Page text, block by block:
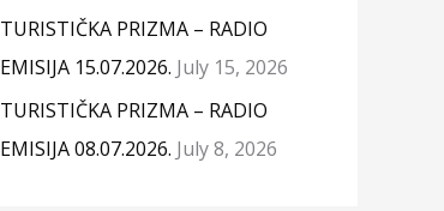
TURISTIČKA PRIZMA – RADIO
EMISIJA 15.07.2026. July 15, 2026
TURISTIČKA PRIZMA – RADIO
EMISIJA 08.07.2026. July 8, 2026